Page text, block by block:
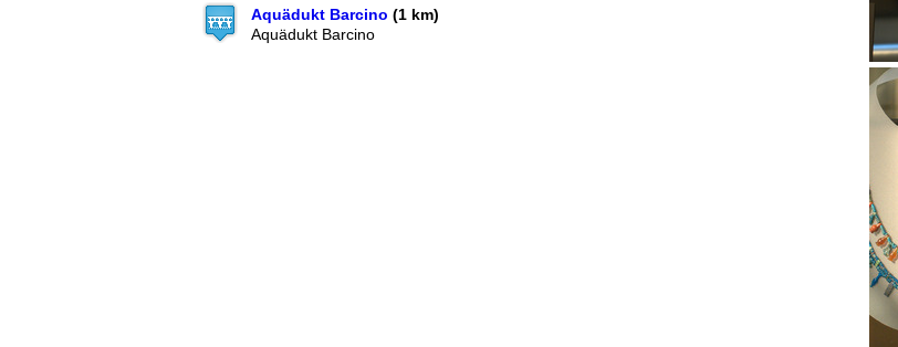
Aquädukt Barcino (1 km)
Aquädukt Barcino